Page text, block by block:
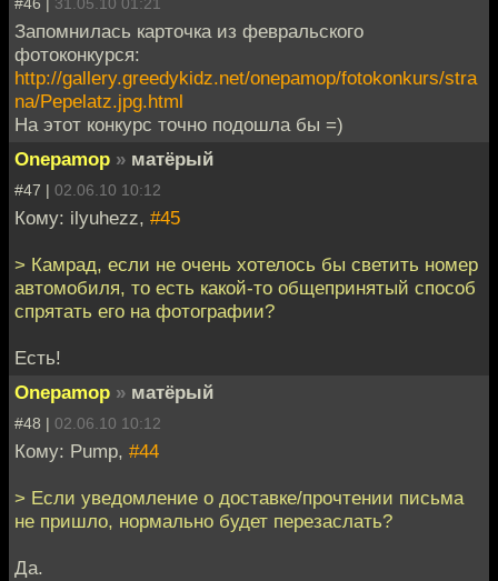
Запомнилась карточка из февральского
фотоконкурся:
http://gallery.greedykidz.net/onepamop/fotokonkurs/stra
na/Pepelatz.jpg.html
На этот конкурс точно подошла бы =)
Onepamop » матёрый
#47 | 02.06.10 10:12
Кому: ilyuhezz, #45
> Камрад, если не очень хотелось бы светить номер
автомобиля, то есть какой-то общепринятый способ
спрятать его на фотографии?
Есть!
Onepamop » матёрый
#48 | 02.06.10 10:12
Кому: Pump, #44
> Если уведомление о доставке/прочтении письма
не пришло, нормально будет перезаслать?
Да.